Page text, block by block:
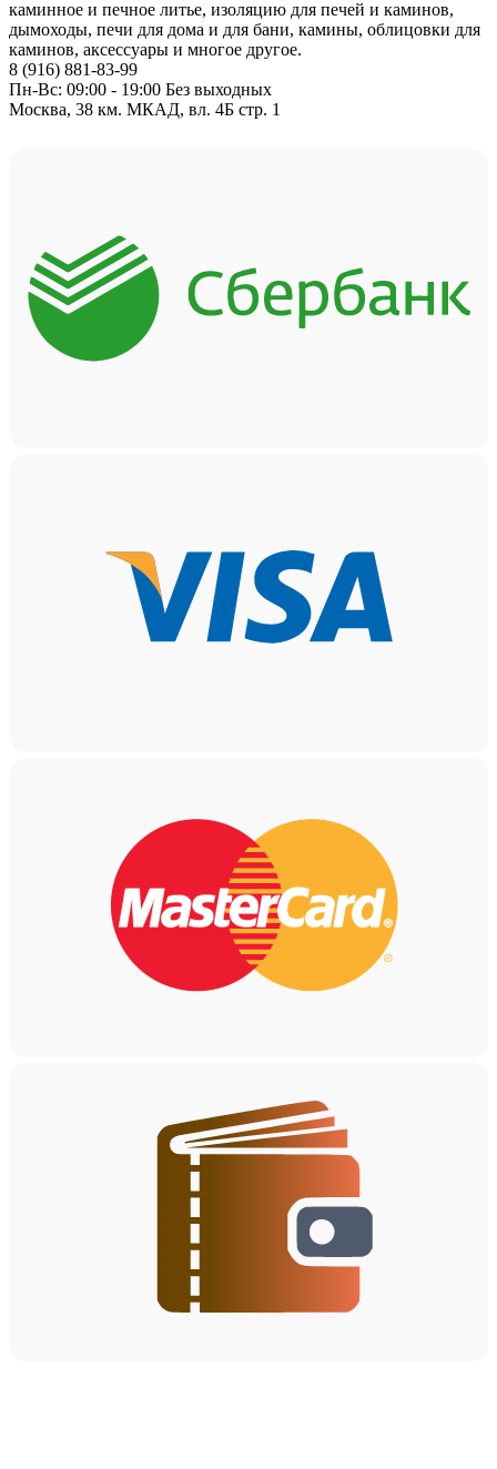
каминное и печное литье, изоляцию для печей и каминов,
дымоходы, печи для дома и для бани, камины, облицовки для
каминов, аксессуары и многое другое.
8 (916) 881-83-99
Пн-Вс: 09:00 - 19:00 Без выходных
Москва, 38 км. МКАД, вл. 4Б стр. 1